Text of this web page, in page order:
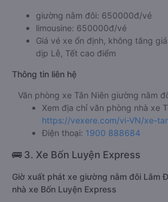
giường nằm đôi: 650000đ/vé
limousine: 650000đ/vé
Giá vé xe ổn định, không tăng
dịp Lễ, Tết cao điểm
Thông tin liên hệ
Văn phòng xe Tân Niên giường nằm
Xem địa chỉ văn phòng nhà xe
https://vexere.com/vi-VN/xe-
Điện thoại: 1900 888684
🚌 3. Xe Bốn Luyện Express
Giờ xuất phát xe giường nằm đôi Lâm
nhà xe Bốn Luyện Express